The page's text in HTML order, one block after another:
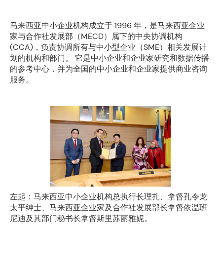
马来西亚中小企业机构成立于 1996 年，是马来西亚企业
家与合作社发展部（MECD）属下的中央协调机构
(CCA)，负责协调所有与中小型企业（SME）相关发展计
划的机构和部门。 它是中小企业和企业家研究和数据传播
的参考中心，并为全国的中小企业和企业家提供商业咨询
服务。
左起：马来西亚中小企业机构总执行长理扎、拿督孔令龙
太平绅士、马来西亚企业家及合作社发展部长拿督依温班
尼迪及其部门秘书长拿督斯里苏丽雅妮。